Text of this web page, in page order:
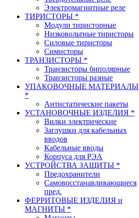
Электромагнитные реле
ТИРИСТОРЫ *
Модули тиристорные
Низковольтные тиристоры
Силовые тиристоры
Симисторы
ТРАНЗИСТОРЫ *
Транзисторы биполярные
Транзисторы разные
УПАКОВОЧНЫЕ МАТЕРИАЛЫ
*
Антистатические пакеты
УСТАНОВОЧНЫЕ ИЗДЕЛИЯ *
Вилки электрические
Заглушки для кабельных
вводов
Кабельные вводы
Корпуса для РЭА
УСТРОЙСТВА ЗАЩИТЫ *
Предохранители
Самовосстанавливающиеся
пред.
ФЕРРИТОВЫЕ ИЗДЕЛИЯ и
МАГНИТЫ *